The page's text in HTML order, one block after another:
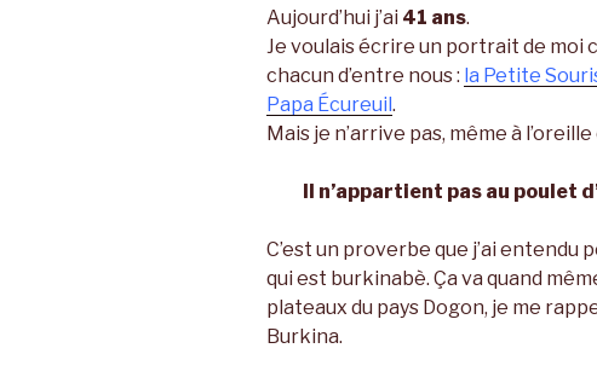
Aujourd’hui j’ai 41 ans.
Je voulais écrire un portrait de moi
chacun d’entre nous : la Petite
Papa Écureuil .
Mais je n’arrive pas, même à
Il n’appartient pas au poulet
C’est un proverbe que j’ai entendu
qui est burkinabè. Ça va quand
plateaux du pays Dogon, je me
Burkina.